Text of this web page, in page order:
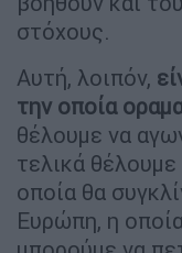
στόχους.
Αυτή, λοιπόν,
την οποία
θέλουμε να
τελικά
οποία θα
Ευρώπη, η